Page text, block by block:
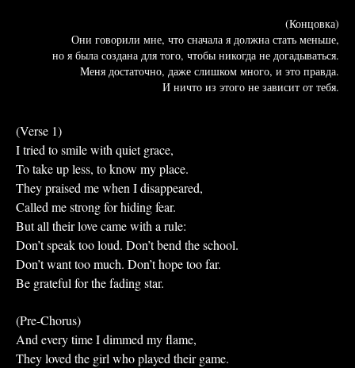
(Концовка)
Они говорили мне, что сначала я должна стать меньше,
но я была создана для того, чтобы никогда не догадываться.
Меня достаточно, даже слишком много, и это правда.
И ничто из этого не зависит от тебя.
(Verse 1)
I tried to smile with quiet grace,
To take up less, to know my place.
They praised me when I disappeared,
Called me strong for hiding fear.
But all their love came with a rule:
Don’t speak too loud. Don’t bend the school.
Don’t want too much. Don’t hope too far.
Be grateful for the fading star.
(Pre-Chorus)
And every time I dimmed my flame,
They loved the girl who played their game.